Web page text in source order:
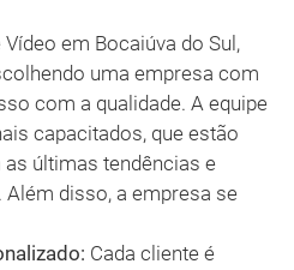
em Bocaiúva do Sul,
uma empresa com
com a qualidade. A equipe
capacitados, que estão
últimas tendências e
disso, a empresa se
Cada cliente é